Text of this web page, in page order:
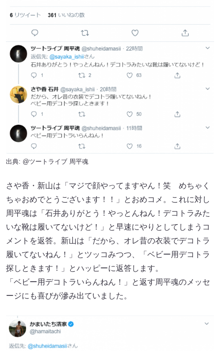
出典: @ツートライブ 周平魂
さや香・新山は「マジで顔やってますやん！笑 めちゃく
ちゃおめでとうございます！！」とおめコメ。これに対し
周平魂は「石井ありがとう！やっとんねん！デコトラみた
いな靴は履いてないけど！」と早速にやりとしてしまうコ
メントを返答。新山は「だから、オレ昔の衣装でデコトラ
履いてないねん！」とツッコみつつ、「ベビー用デコトラ
探しときます！」とハッピーに返答します。
「ベビー用デコトラいらんねん！」と返す周平魂のメッセ
ージにも喜びが滲み出ていました。